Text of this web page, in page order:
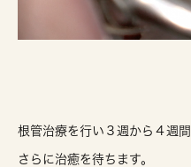
根管治療を行い３週から４週
さらに治癒を待ちます。